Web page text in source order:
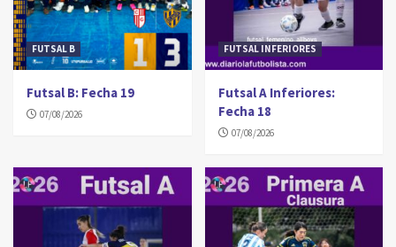
FUTSAL B
Futsal B: Fecha 19
07/08/2026
FUTSAL INFERIORES
Futsal A Inferiores:
Fecha 18
07/08/2026